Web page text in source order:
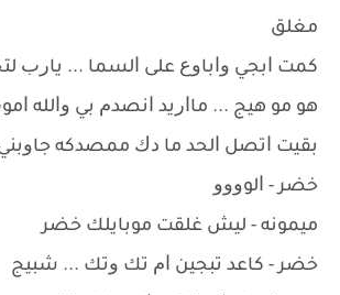
ﻣﻐﻠﻖ
ﻛﻤﺖ ﺍﺑﺠﻲ ﻭﺍﺑﺎﻭﻉ ﻋﻠﻰ ﺍﻟﺴﻤﺎ ... ﻳﺎﺭﺏ
ﻫﻮ ﻣﻮ ﻫﻴﺞ ... ﻣﺎﺍﺭﻳﺪ ﺍﻧﺼﺪﻡ ﺑﻲ ﻭﺍﻟﻠﻪ
ﺑﻘﻴﺖ ﺍﺗﺼﻞ ﺍﻟﺤﺪ ﻣﺎ ﺩﻙ ﻣﻤﺼﺪﻛﻪ
ﺧﻀﺮ - ﺍﻟﻮﻭﻭﻭ
ﻣﻴﻤﻮﻧﻪ - ﻟﻴﺶ ﻏﻠﻘﺖ ﻣﻮﺑﺎﻳﻠﻚ ﺧﻀﺮ
ﺧﻀﺮ - ﻛﺎﻋﺪ ﺗﺒﺠﻴﻦ ﺍﻡ ﺗﻚ ﻭﺗﻚ ... ﺷﺒﻴﺞ